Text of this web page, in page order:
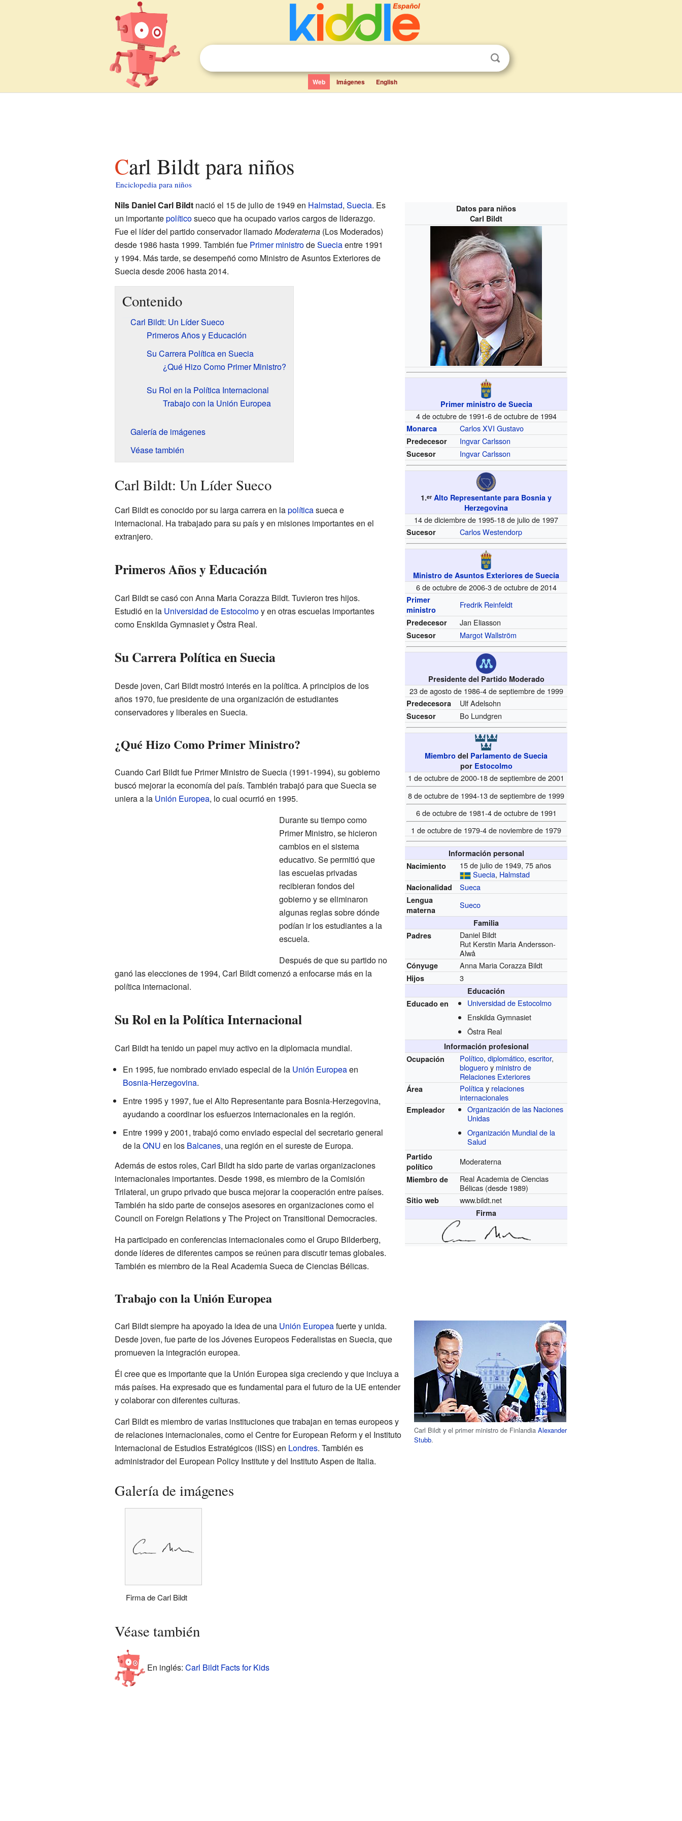
Web Imágenes English
Carl Bildt para niños
Enciclopedia para niños
Datos para niños
Carl Bildt
Primer ministro de Suecia
4 de octubre de 1991-6 de octubre de 1994
Monarca Carlos XVI Gustavo
Predecesor Ingvar Carlsson
Sucesor Ingvar Carlsson
1.er Alto Representante para Bosnia y
Herzegovina
14 de diciembre de 1995-18 de julio de 1997
Sucesor Carlos Westendorp
Ministro de Asuntos Exteriores de Suecia
6 de octubre de 2006-3 de octubre de 2014
Primer
ministro
Fredrik Reinfeldt
Predecesor Jan Eliasson
Sucesor Margot Wallström
Presidente del Partido Moderado
23 de agosto de 1986-4 de septiembre de 1999
Predecesora Ulf Adelsohn
Sucesor Bo Lundgren
Miembro del Parlamento de Suecia
por Estocolmo
1 de octubre de 2000-18 de septiembre de 2001
8 de octubre de 1994-13 de septiembre de 1999
6 de octubre de 1981-4 de octubre de 1991
1 de octubre de 1979-4 de noviembre de 1979
Información personal
Nacimiento
15 de julio de 1949, 75 años
Suecia, Halmstad
Nacionalidad Sueca
Lengua
materna
Sueco
Familia
Padres
Daniel Bildt
Rut Kerstin Maria Andersson-
Alwå
Cónyuge Anna Maria Corazza Bildt
Hijos 3
Educación
Educado en
Universidad de Estocolmo
Enskilda Gymnasiet
Östra Real
Información profesional
Ocupación
Político,diplomático,escritor,
blogueroy ministro de
Relaciones Exteriores
Área Políticay relaciones
internacionales
Empleador
Organización de las Naciones
Unidas
Organización Mundial de la
Salud
Partido
político
Moderaterna
Miembro de
Real Academia de Ciencias
Bélicas (desde 1989)
Sitio web www.bildt.net
Firma
Nils Daniel Carl Bildtnació el 15 de julio de 1949 en Halmstad, Suecia. Es
un importantepolíticosueco que ha ocupado varios cargos de liderazgo.
Fue el líder del partido conservador llamadoModeraterna(Los Moderados)
desde 1986 hasta 1999. También fue Primer ministrodeSueciaentre 1991
y 1994. Más tarde, se desempeñó como Ministro de Asuntos Exteriores de
Suecia desde 2006 hasta 2014.
Contenido
Carl Bildt: Un Líder Sueco
Primeros Años y Educación
Su Carrera Política en Suecia
¿Qué Hizo Como Primer Ministro?
Su Rol en la Política Internacional
Trabajo con la Unión Europea
Galería de imágenes
Véase también
Carl Bildt: Un Líder Sueco
Carl Bildt es conocido por su larga carrera en lapolíticasueca e
internacional. Ha trabajado para su país y en misiones importantes en el
extranjero.
Primeros Años y Educación
Carl Bildt se casó con Anna Maria Corazza Bildt. Tuvieron tres hijos.
Estudió en la Universidad de Estocolmoy en otras escuelas importantes
como Enskilda Gymnasiet y Östra Real.
Su Carrera Política en Suecia
Desde joven, Carl Bildt mostró interés en la política. A principios de los
años 1970, fue presidente de una organización de estudiantes
conservadores y liberales en Suecia.
¿Qué Hizo Como Primer Ministro?
Cuando Carl Bildt fue Primer Ministro de Suecia (1991-1994), su gobierno
buscó mejorar la economía del país. También trabajó para que Suecia se
uniera a la Unión Europea, lo cual ocurrió en 1995.
Durante su tiempo como
Primer Ministro, se hicieron
cambios en el sistema
educativo. Se permitió que
las escuelas privadas
recibieran fondos del
gobierno y se eliminaron
algunas reglas sobre dónde
podían ir los estudiantes a la
escuela.
Después de que su partido no
ganó las elecciones de 1994, Carl Bildt comenzó a enfocarse más en la
política internacional.
Su Rol en la Política Internacional
Carl Bildt ha tenido un papel muy activo en la diplomacia mundial.
En 1995, fue nombrado enviado especial de la Unión Europeaen
Bosnia-Herzegovina.
Entre 1995 y 1997, fue el Alto Representante para Bosnia-Herzegovina,
ayudando a coordinar los esfuerzos internacionales en la región.
Entre 1999 y 2001, trabajó como enviado especial del secretario general
de laONU en los Balcanes, una región en el sureste de Europa.
Además de estos roles, Carl Bildt ha sido parte de varias organizaciones
internacionales importantes. Desde 1998, es miembro de la Comisión
Trilateral, un grupo privado que busca mejorar la cooperación entre países.
También ha sido parte de consejos asesores en organizaciones como el
Council on Foreign Relations y The Project on Transitional Democracies.
Ha participado en conferencias internacionales como el Grupo Bilderberg,
donde líderes de diferentes campos se reúnen para discutir temas globales.
También es miembro de la Real Academia Sueca de Ciencias Bélicas.
Trabajo con la Unión Europea
Carl Bildt y el primer ministro de FinlandiaAlexander
Stubb.
Carl Bildt siempre ha apoyado la idea de una Unión Europeafuerte y unida.
Desde joven, fue parte de los Jóvenes Europeos Federalistas en Suecia, que
promueven la integración europea.
Él cree que es importante que la Unión Europea siga creciendo y que incluya a
más países. Ha expresado que es fundamental para el futuro de la UE entender
y colaborar con diferentes culturas.
Carl Bildt es miembro de varias instituciones que trabajan en temas europeos y
de relaciones internacionales, como el Centre for European Reform y el Instituto
Internacional de Estudios Estratégicos (IISS) en Londres. También es
administrador del European Policy Institute y del Instituto Aspen de Italia.
Galería de imágenes
Firma de Carl Bildt
Véase también
En inglés: Carl Bildt Facts for Kids